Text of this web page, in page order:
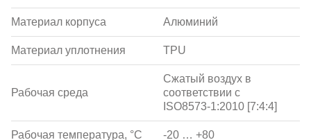
Материал корпуса Алюминий
Материал уплотнения TPU
Рабочая среда
Сжатый воздух в
соответствии с
ISO8573-1:2010 [7:4:4]
Рабочая температура, °С -20 … +80